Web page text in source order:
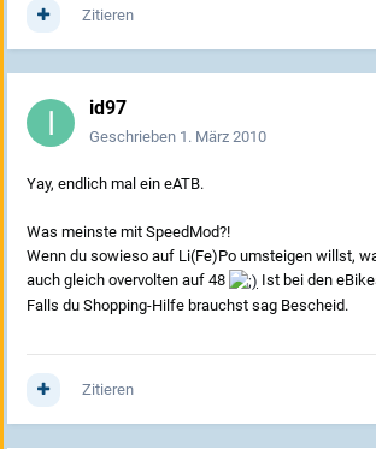
Zitieren
id97
Geschrieben 1. März 2010
Yay, endlich mal ein eATB.
Was meinste mit SpeedMod?!
Wenn du sowieso auf Li(Fe)Po umsteigen willst,
auch gleich overvolten auf 48
Ist bei den
Falls du Shopping-Hilfe brauchst sag Bescheid.
Zitieren